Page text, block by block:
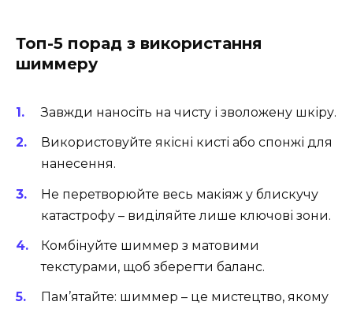
Топ-5 порад з використання
шиммеру
Завжди наносіть на чисту і зволожену шкіру.
Використовуйте якісні кисті або спонжі для
нанесення.
Не перетворюйте весь макіяж у блискучу
катастрофу – виділяйте лише ключові зони.
Комбінуйте шиммер з матовими
текстурами, щоб зберегти баланс.
Пам’ятайте: шиммер – це мистецтво, якому